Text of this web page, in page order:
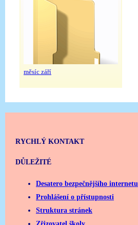
měsíc září
RYCHLÝ KONTAKT
DŮLEŽITÉ
Desatero bezpečnějšího internetu
Prohlášení o přístupnosti
Struktura stránek